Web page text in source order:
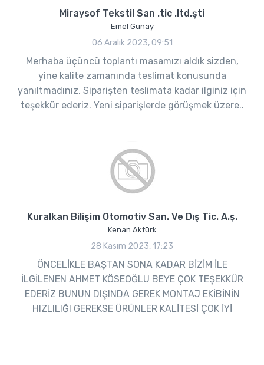
Miraysof Tekstil San .tic .ltd.şti
Emel Günay
06 Aralık 2023, 09:51
Merhaba üçüncü toplantı masamızı aldık sizden,
yine kalite zamanında teslimat konusunda
yanıltmadınız. Siparişten teslimata kadar ilginiz için
teşekkür ederiz. Yeni siparişlerde görüşmek üzere..
Kuralkan Bilişim Otomotiv San. Ve Dış Tic. A.ş.
Kenan Aktürk
28 Kasım 2023, 17:23
ÖNCELİKLE BAŞTAN SONA KADAR BİZİM İLE
İLGİLENEN AHMET KÖSEOĞLU BEYE ÇOK TEŞEKKÜR
EDERİZ BUNUN DIŞINDA GEREK MONTAJ EKİBİNİN
HIZLILIĞI GEREKSE ÜRÜNLER KALİTESİ ÇOK İYİ